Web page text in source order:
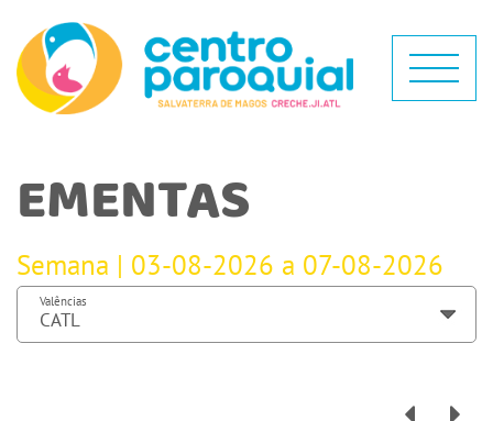
EMENTAS
Semana | 03-08-2026 a 07-08-2026
Valências